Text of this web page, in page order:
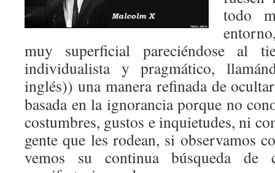
todo
muy superficial pareciéndose al
individualista y pragmático,
inglés)) una manera refinada de
basada en la ignorancia porque no
costumbres, gustos e inquietudes, ni
gente que les rodean, si observamos
vemos su continua búsqueda de